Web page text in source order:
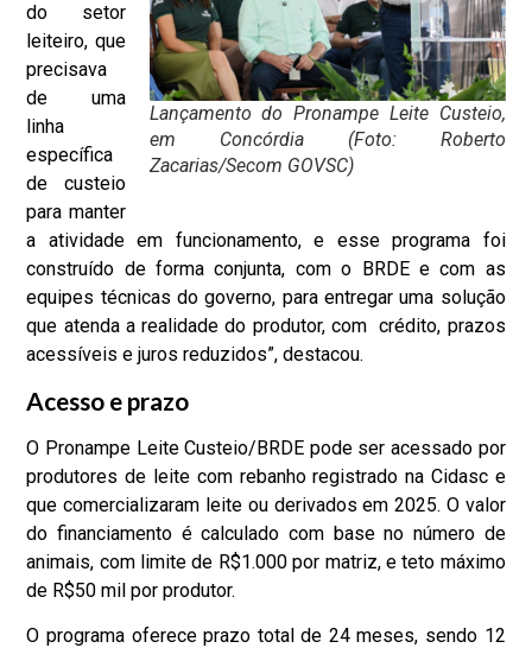
Lançamento do Pronampe Leite Custeio,
em Concórdia (Foto: Roberto
Zacarias/Secom GOVSC)
do setor
leiteiro, que
precisava
de uma
linha
específica
de custeio
para manter
a atividade em funcionamento, e esse programa foi
construído de forma conjunta, com o BRDE e com as
equipes técnicas do governo, para entregar uma solução
que atenda a realidade do produtor, com crédito, prazos
acessíveis e juros reduzidos”, destacou.
Acesso e prazo
O Pronampe Leite Custeio/BRDE pode ser acessado por
produtores de leite com rebanho registrado na Cidasc e
que comercializaram leite ou derivados em 2025. O valor
do financiamento é calculado com base no número de
animais, com limite de R$1.000 por matriz, e teto máximo
de R$50 mil por produtor.
O programa oferece prazo total de 24 meses, sendo 12